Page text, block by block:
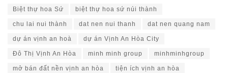
Biệt thự hoa Sứ biệt thự hoa sứ núi thành
chu lai nui thành dat nen nui thanh dat nen quang nam
dự án vịnh an hoà dự án Vịnh An Hòa City
Đô Thị Vịnh An Hòa minh minh group minhminhgroup
mở bán đất nền vịnh an hòa tiện ích vịnh an hòa